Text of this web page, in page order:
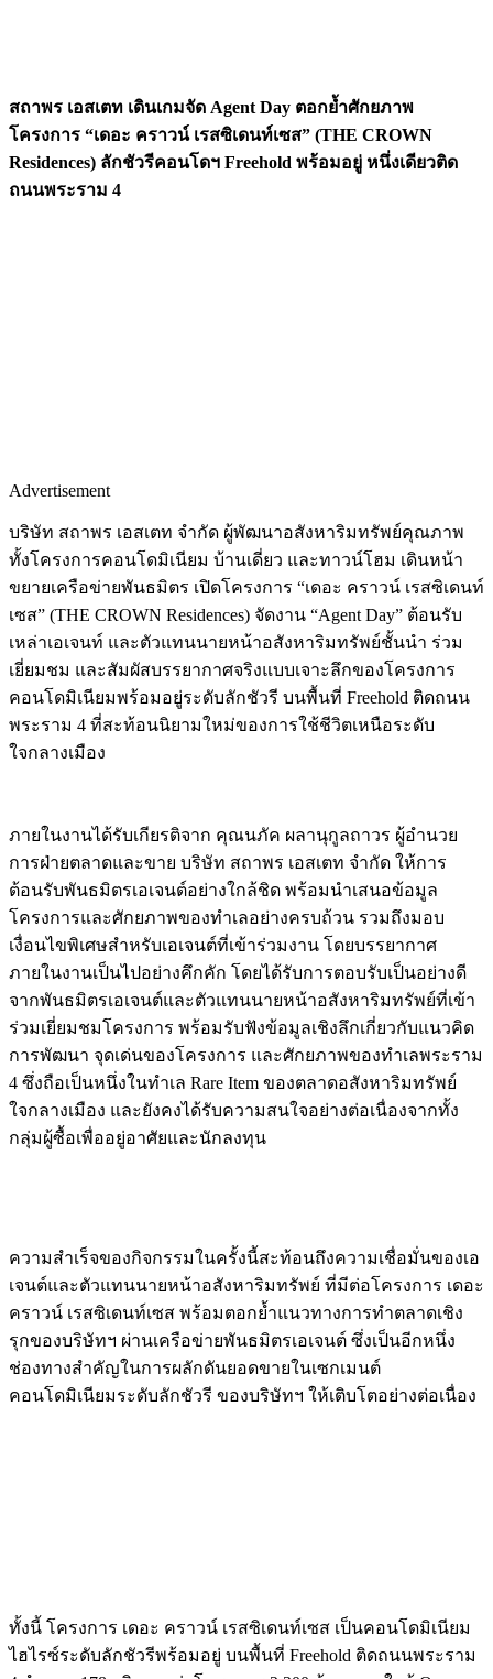
สถาพร เอสเตท เดินเกมจัด Agent Day ตอกย้ำศักยภาพ
โครงการ “เดอะ คราวน์ เรสซิเดนท์เซส” (THE CROWN
Residences) ลักชัวรีคอนโดฯ Freehold พร้อมอยู่ หนึ่งเดียวติด
ถนนพระราม 4
Advertisement
บริษัท สถาพร เอสเตท จำกัด ผู้พัฒนาอสังหาริมทรัพย์คุณภาพ
ทั้งโครงการคอนโดมิเนียม บ้านเดี่ยว และทาวน์โฮม เดินหน้า
ขยายเครือข่ายพันธมิตร เปิดโครงการ “เดอะ คราวน์ เรสซิเดนท์
เซส” (THE CROWN Residences) จัดงาน “Agent Day” ต้อนรับ
เหล่าเอเจนท์ และตัวแทนนายหน้าอสังหาริมทรัพย์ชั้นนำ ร่วม
เยี่ยมชม และสัมผัสบรรยากาศจริงแบบเจาะลึกของโครงการ
คอนโดมิเนียมพร้อมอยู่ระดับลักชัวรี บนพื้นที่ Freehold ติดถนน
พระราม 4 ที่สะท้อนนิยามใหม่ของการใช้ชีวิตเหนือระดับ
ใจกลางเมือง
ภายในงานได้รับเกียรติจาก คุณนภัค ผลานุกูลถาวร ผู้อำนวย
การฝ่ายตลาดและขาย บริษัท สถาพร เอสเตท จำกัด ให้การ
ต้อนรับพันธมิตรเอเจนต์อย่างใกล้ชิด พร้อมนำเสนอข้อมูล
โครงการและศักยภาพของทำเลอย่างครบถ้วน รวมถึงมอบ
เงื่อนไขพิเศษสำหรับเอเจนต์ที่เข้าร่วมงาน โดยบรรยากาศ
ภายในงานเป็นไปอย่างคึกคัก โดยได้รับการตอบรับเป็นอย่างดี
จากพันธมิตรเอเจนต์และตัวแทนนายหน้าอสังหาริมทรัพย์ที่เข้า
ร่วมเยี่ยมชมโครงการ พร้อมรับฟังข้อมูลเชิงลึกเกี่ยวกับแนวคิด
การพัฒนา จุดเด่นของโครงการ และศักยภาพของทำเลพระราม
4 ซึ่งถือเป็นหนึ่งในทำเล Rare Item ของตลาดอสังหาริมทรัพย์
ใจกลางเมือง และยังคงได้รับความสนใจอย่างต่อเนื่องจากทั้ง
กลุ่มผู้ซื้อเพื่ออยู่อาศัยและนักลงทุน
ความสำเร็จของกิจกรรมในครั้งนี้สะท้อนถึงความเชื่อมั่นของเอ
เจนต์และตัวแทนนายหน้าอสังหาริมทรัพย์ ที่มีต่อโครงการ เดอะ
คราวน์ เรสซิเดนท์เซส พร้อมตอกย้ำแนวทางการทำตลาดเชิง
รุกของบริษัทฯ ผ่านเครือข่ายพันธมิตรเอเจนต์ ซึ่งเป็นอีกหนึ่ง
ช่องทางสำคัญในการผลักดันยอดขายในเซกเมนต์
คอนโดมิเนียมระดับลักชัวรี ของบริษัทฯ ให้เติบโตอย่างต่อเนื่อง
ทั้งนี้ โครงการ เดอะ คราวน์ เรสซิเดนท์เซส เป็นคอนโดมิเนียม
ไฮไรซ์ระดับลักชัวรีพร้อมอยู่ บนพื้นที่ Freehold ติดถนนพระราม